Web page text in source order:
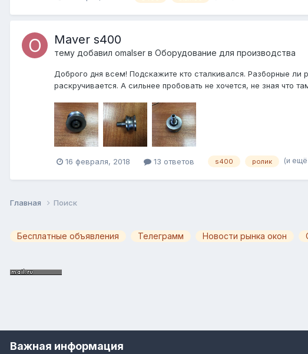
Maver s400
тему добавил omalser в Оборудование для производства
Доброго дня всем! Подскажите кто сталкивался. Разборные ли
раскручивается. А сильнее пробовать не хочется, не зная что
16 февраля, 2018 13 ответов s400 ролик (и ещё
Главная Поиск
Бесплатные объявления Телеграмм Новости рынка окон
Важная информация